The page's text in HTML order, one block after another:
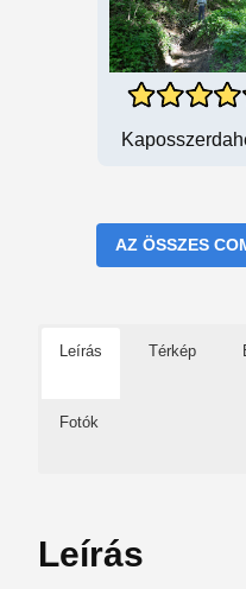
AZ ÖSSZES
Leírás Térkép
Fotók
Leírás